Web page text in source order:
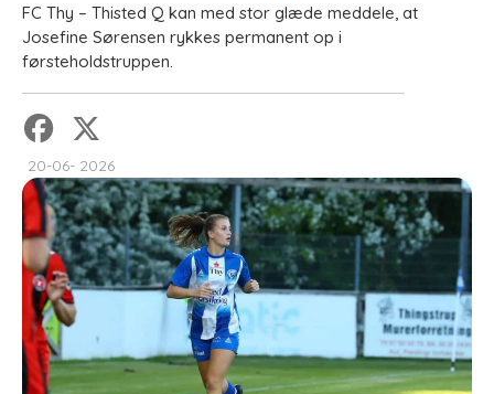
FC Thy – Thisted Q kan med stor glæde meddele, at
Josefine Sørensen rykkes permanent op i
førsteholdstruppen.
20-06- 2026